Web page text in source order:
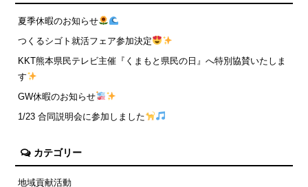
夏季休暇のお知らせ
つくるシゴト就活フェア参加決定
KKT熊本県民テレビ主催『くまもと県民の日』へ特別協賛いたしま
す
GW休暇のお知らせ
1/23 合同説明会に参加しました
カテゴリー
地域貢献活動